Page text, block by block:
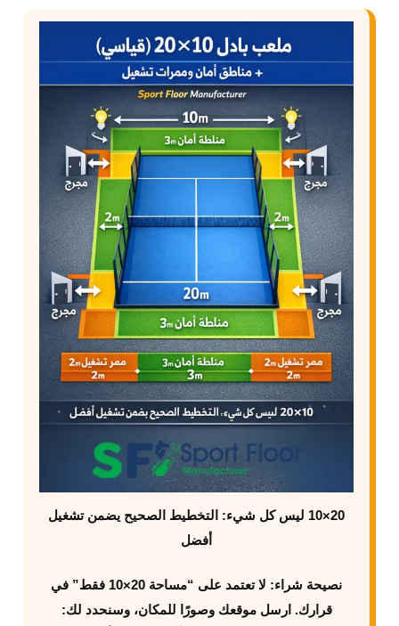
20×10 ليس كل شيء: التخطيط الصحيح يضمن تشغيل
أفضل
نصيحة شراء:
لا تعتمد على “مساحة 20×10 فقط” في
قرارك. ارسل موقعك وصورًا للمكان، وسنحدد لك: